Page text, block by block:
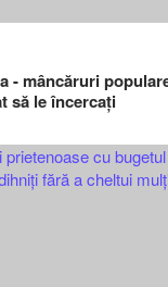
- mâncăruri
să le încercați